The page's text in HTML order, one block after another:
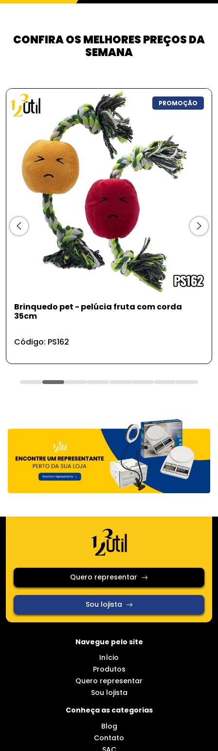
CONFIRA OS MELHORES PREÇOS DA
SEMANA
com corda
Gancho adesivo de parede
Quero representar
Sou lojista
Navegue pelo site
Início
Produtos
Quero representar
Sou lojista
Conheça as categorias
Blog
Contato